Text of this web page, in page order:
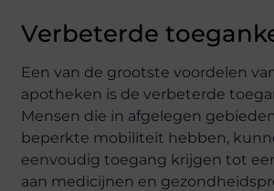
Verbeterde
Een van de grootste voordelen
apotheken is de verbeterde
Mensen die in afgelegen
beperkte mobiliteit hebben,
eenvoudig toegang krijgen tot
aan medicijnen en